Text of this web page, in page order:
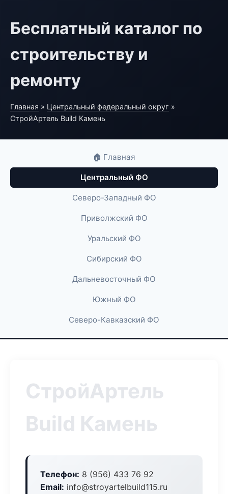
Бесплатный каталог по
строительству и
ремонту
Главная » Центральный федеральный округ »
СтройАртель Build Камень
🏠 Главная
Центральный ФО
Северо-Западный ФО
Приволжский ФО
Уральский ФО
Сибирский ФО
Дальневосточный ФО
Южный ФО
Северо-Кавказский ФО
СтройАртель
Build Камень
Телефон: 8 (956) 433 76 92
Email: info@stroyartelbuild115.ru